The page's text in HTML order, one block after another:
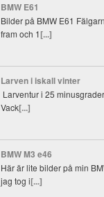
BMW E61
Bilder på BMW E61
fram och 1[...]
Larven i iskall vinter
Larventur i 25
Vack[...]
BMW M3 e46
Här är lite bilder på min
jag tog i[...]